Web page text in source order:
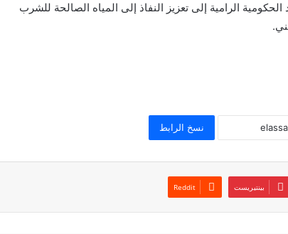
الرامية إلى تعزيز النفاذ إلى المياه الصالحة للشرب
نسخ الرابط
بينتيريست